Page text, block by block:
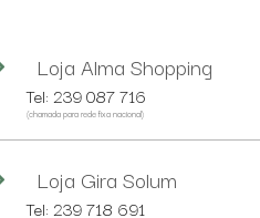
Loja Alma Shopping
Tel: 239 087 716
(chamada para rede fixa nacional)
Loja Gira Solum
Tel: 239 718 691